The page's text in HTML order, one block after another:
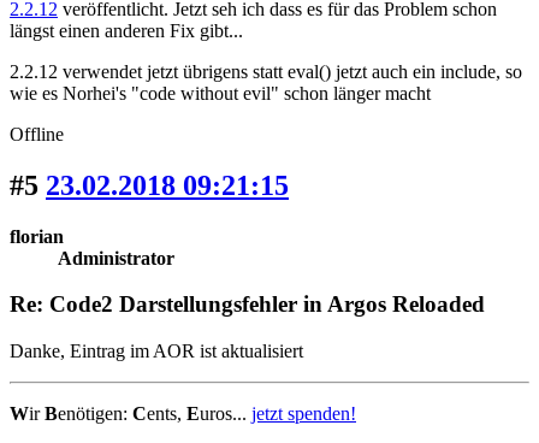
2.2.12 veröffentlicht. Jetzt seh ich dass es für das Problem schon
längst einen anderen Fix gibt...
2.2.12 verwendet jetzt übrigens statt eval() jetzt auch ein include, so
wie es Norhei's "code without evil" schon länger macht
Offline
#5 23.02.2018 09:21:15
florian
Administrator
Re: Code2 Darstellungsfehler in Argos Reloaded
Danke, Eintrag im AOR ist aktualisiert
WirBenötigen: Cents, Euros... jetzt spenden!